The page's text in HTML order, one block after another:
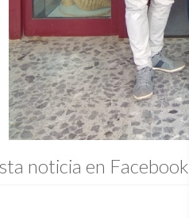
noticia en Facebook